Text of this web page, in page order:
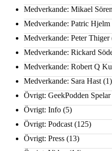
Medverkande: Mikael
Medverkande: Patric Hjelm
Medverkande: Peter Thiger
Medverkande: Rickard
Medverkande: Robert Q
Medverkande: Sara Hast (1)
Övrigt: GeekPodden Spelar
Övrigt: Info (5)
Övrigt: Podcast (125)
Övrigt: Press (13)